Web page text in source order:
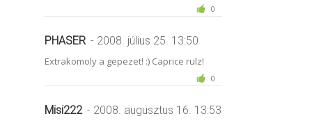
0
PHASER - 2008. július 25. 13:50
Extrakomoly a gepezet! :) Caprice rulz!
0
Misi222 - 2008. augusztus 16. 13:53